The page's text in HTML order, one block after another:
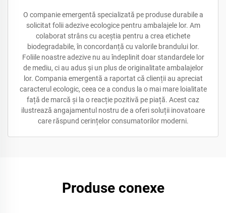
O companie emergentă specializată pe produse durabile a
solicitat folii adezive ecologice pentru ambalajele lor. Am
colaborat strâns cu aceștia pentru a crea etichete
biodegradabile, în concordanță cu valorile brandului lor.
Foliile noastre adezive nu au îndeplinit doar standardele lor
de mediu, ci au adus și un plus de originalitate ambalajelor
lor. Compania emergentă a raportat că clienții au apreciat
caracterul ecologic, ceea ce a condus la o mai mare loialitate
față de marcă și la o reacție pozitivă pe piață. Acest caz
ilustrează angajamentul nostru de a oferi soluții inovatoare
care răspund cerințelor consumatorilor moderni.
Produse conexe